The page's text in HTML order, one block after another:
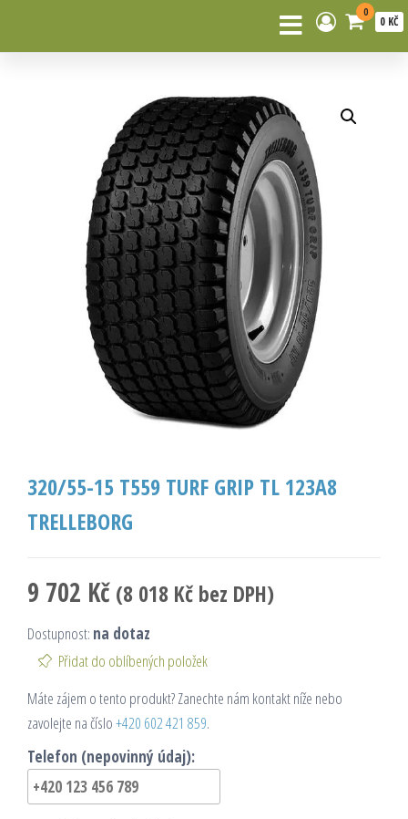
0
0 KČ
320/55-15 T559 TURF GRIP TL 123A8
TRELLEBORG
9 702 Kč (8 018 Kč bez DPH)
Dostupnost: na dotaz
Přidat do oblíbených položek
Máte zájem o tento produkt? Zanechte nám kontakt níže nebo
zavolejte na číslo+420 602 421 859.
Telefon (nepovinný údaj):